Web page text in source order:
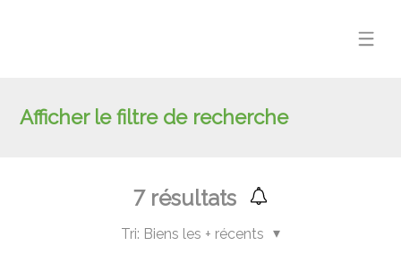
Afficher le filtre de recherche
7résultats
Tri: Biens les + récents